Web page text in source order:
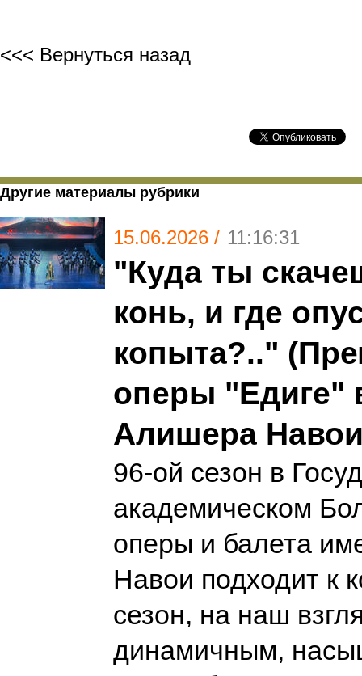
<<< Вернуться назад
Другие материалы рубрики
15.06.2026 / 11:16:31
"Куда ты
конь, и где
копыта?.."
оперы "Едиге"
Алишера
96-ой сезон в
академическом
оперы и балета
Навои подходит к
сезон, на наш
динамичным,